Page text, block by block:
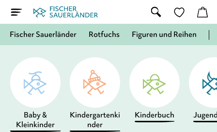
Fischer Sauerländer Rotfuchs Figuren und Reihen
Baby &
Kleinkinder
Kindergartenki
nder
Kinderbuch